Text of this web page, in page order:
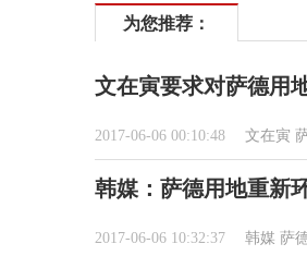
为您推荐：
文在寅要求对萨德用
2017-06-06 00:10:48 文在寅
韩媒：萨德用地重新
2017-06-06 10:32:37 韩媒 萨